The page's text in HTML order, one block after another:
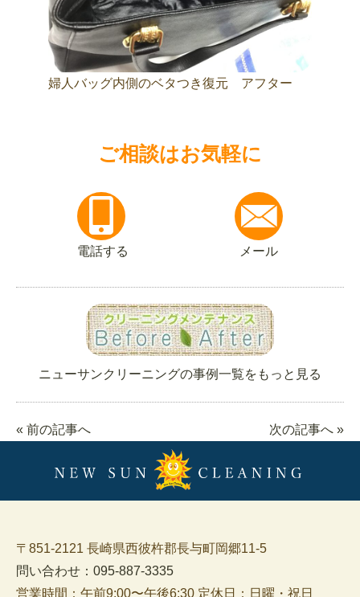
婦人バッグ内側のベタつき復元 アフター
ご相談はお気軽に
電話する メール
ニューサンクリーニングの事例一覧をもっと見る
« 前の記事へ 次の記事へ »
〒851-2121 長崎県西彼杵郡長与町岡郷11-5
問い合わせ：095-887-3335
営業時間：午前9:00〜午後6:30 定休日：日曜・祝日